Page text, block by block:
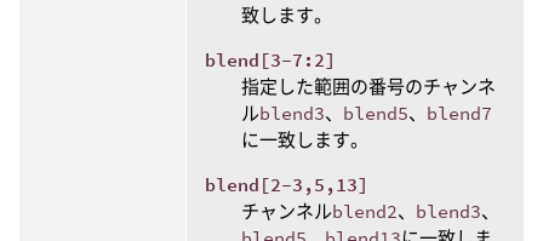
致します。
blend[3-7:2]
指定した範囲の番号のチャンネ
ルblend3、 blend5、 blend7
に一致します。
blend[2-3,5,13]
チャンネルblend2、 blend3、